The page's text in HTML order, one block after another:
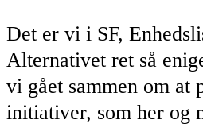
Det er vi i SF,
Alternativet ret så
vi gået sammen om at
initiativer, som her og